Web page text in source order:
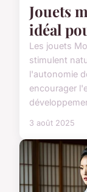
Jouets
idéal
Les jouets
stimulent
l'autonomie
encourager
3 août 2025